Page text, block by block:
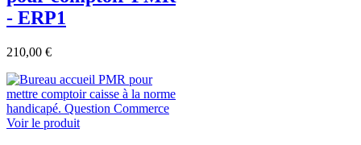
- ERP1
210,00 €
Voir le produit